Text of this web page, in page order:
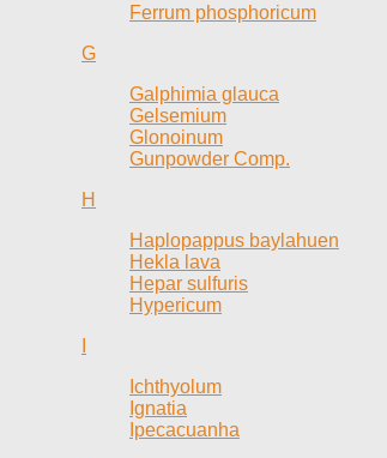
Ferrum phosphoricum
G
Galphimia glauca
Gelsemium
Glonoinum
Gunpowder Comp.
H
Haplopappus baylahuen
Hekla lava
Hepar sulfuris
Hypericum
Ichthyolum
Ignatia
Ipecacuanha